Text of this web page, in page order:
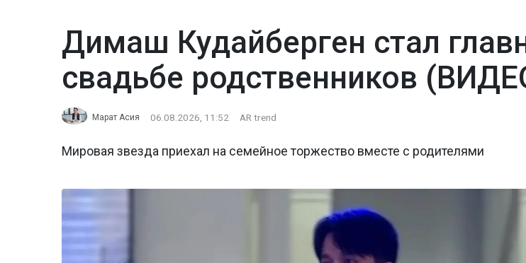
Димаш Кудайберген стал
свадьбе родственников
Марат Асия 06.08.2026, 11:52 AR trend
Мировая звезда приехал на семейное торжество вместе с родителями